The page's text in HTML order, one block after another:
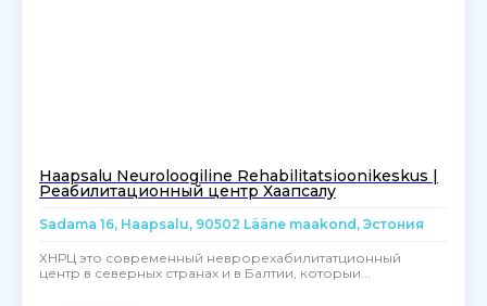
Haapsalu Neuroloogiline Rehabilitatsioonikeskus |
Реабилитационный центр Хаапсалу
Sadama 16, Haapsalu, 90502 Lääne maakond, Эстония
ХНРЦ это современный неврорехабилитатционный
центр в северных странах и в Балтии, которыи...